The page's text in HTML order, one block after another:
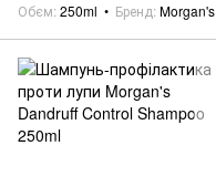
Обєм 250ml Бренд Morgan's